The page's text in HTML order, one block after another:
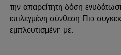
την απαραίτητη δόση
επιλεγμένη σύνθεση Πιο
εμπλουτισμένη με: